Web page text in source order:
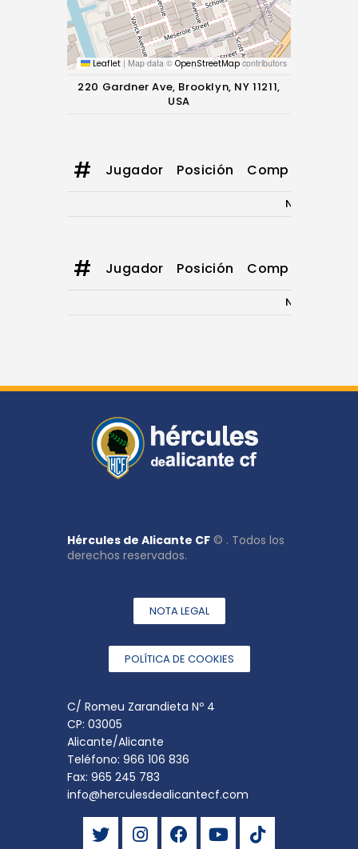
Leaflet | Map data © OpenStreetMap contributors
220 Gardner Ave, Brooklyn, NY 11211,
USA
# Jugador Posición Comp
No data
# Jugador Posición Comp
No data
Hércules de Alicante CF © . Todos los
derechos reservados.
NOTA LEGAL
POLÍTICA DE COOKIES
C/ Romeu Zarandieta Nº 4
CP: 03005
Alicante/Alicante
Teléfono: 966 106 836
Fax: 965 245 783
info@herculesdealicantecf.com